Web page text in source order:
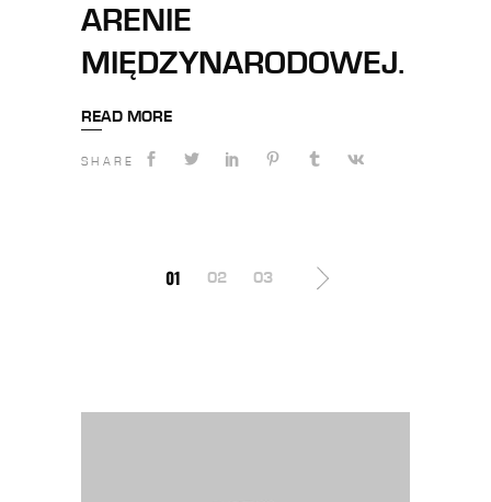
ARENIE
MIĘDZYNARODOWEJ.
READ MORE
SHARE
STRONICOWANIE
01 02 03